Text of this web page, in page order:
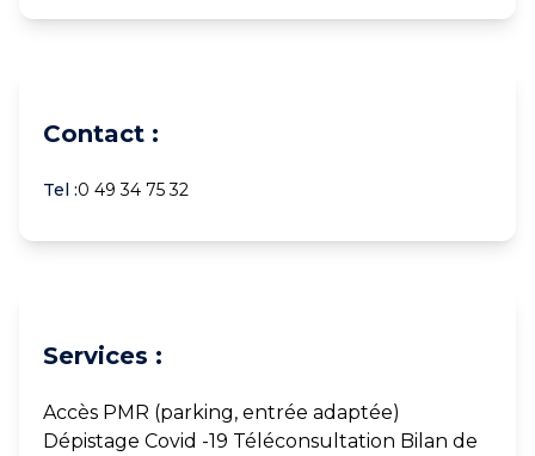
Contact :
Tel :0 49 34 75 32
Services :
Accès PMR (parking, entrée adaptée)
Dépistage Covid -19 Téléconsultation Bilan de